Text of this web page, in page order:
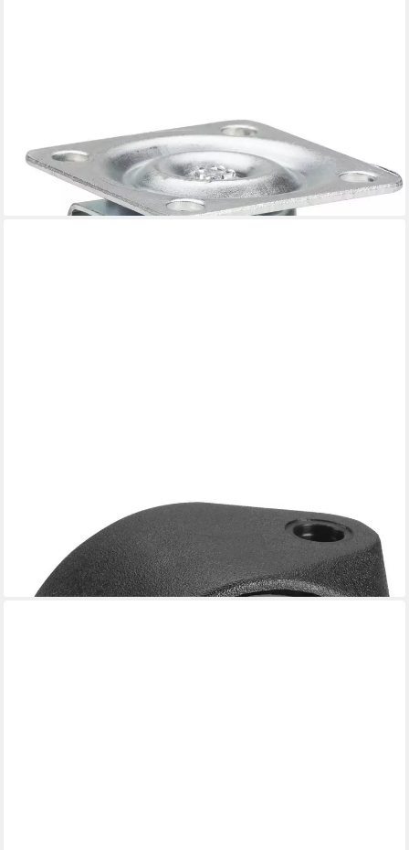
DÖRNER + HELMER
Möbelrolle Lenkrolle 25 x 13 x 35 mm, Tragkr. 15kg
2,84 €
lieferbar - in 3-4 Werktagen bei dir
DÖRNER + HELMER
Möbelrolle Doppelrolle Ø 40 mm
lieferbar - in 3-4 Werktagen bei dir